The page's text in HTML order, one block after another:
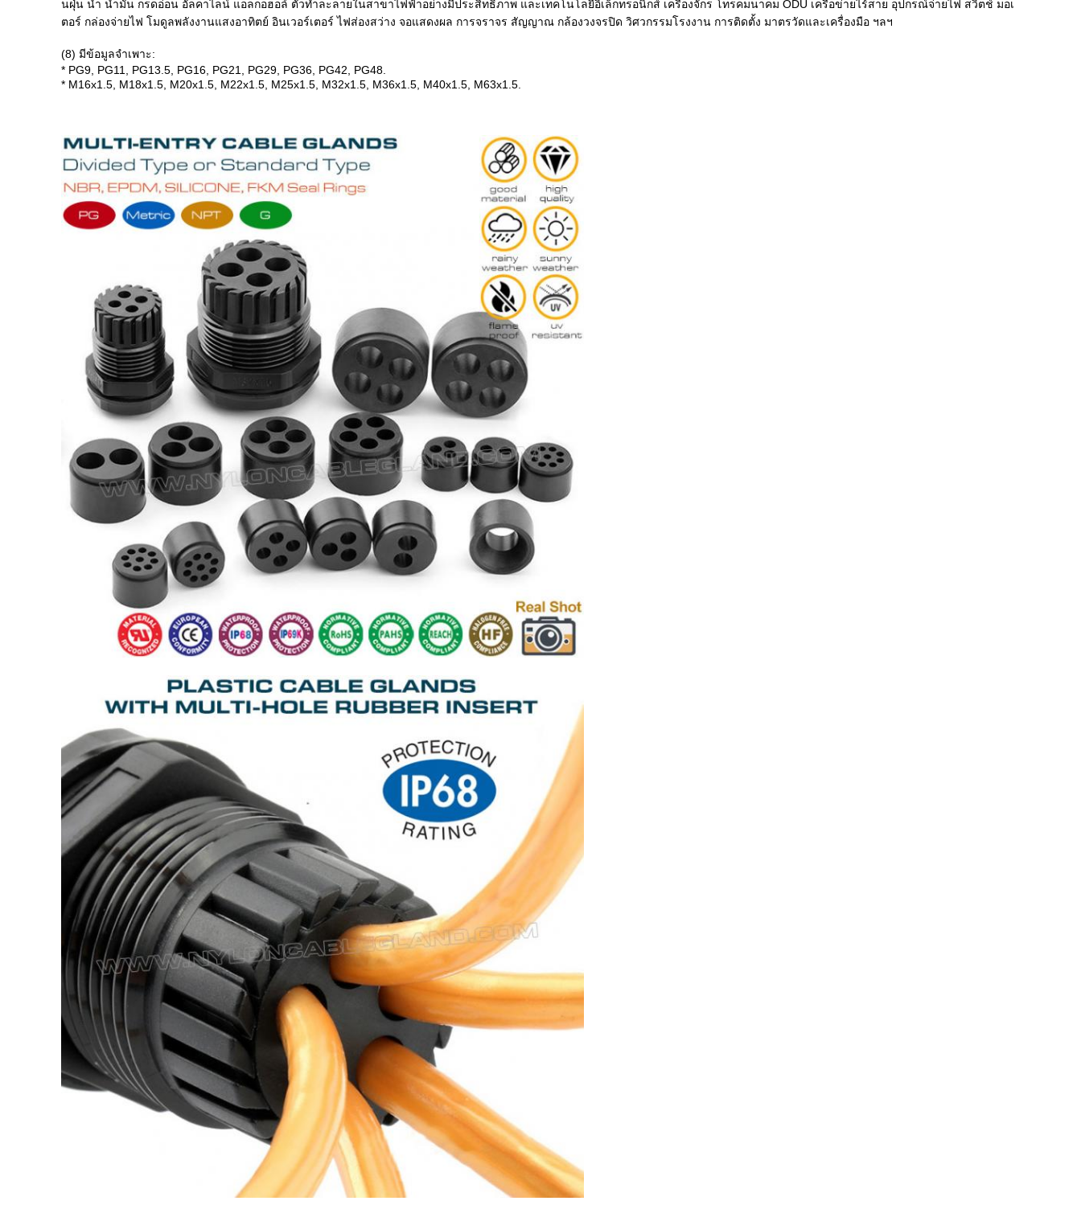
นฝุ่น น้ำ น้ำมัน กรดอ่อน อัลคาไลน์ แอลกอฮอล์ ตัวทำละลายในสาขาไฟฟ้าอย่างมีประสิทธิภาพ และเทคโนโลยีอิเล็กทรอนิกส์ เครื่องจักร โทรคมนาคม ODU เครือข่ายไร้สาย อุปกรณ์จ่ายไฟ สวิตช์ มอเ
ตอร์ กล่องจ่ายไฟ โมดูลพลังงานแสงอาทิตย์ อินเวอร์เตอร์ ไฟส่องสว่าง จอแสดงผล การจราจร สัญญาณ กล้องวงจรปิด วิศวกรรมโรงงาน การติดตั้ง มาตรวัดและเครื่องมือ ฯลฯ
(8) มีข้อมูลจำเพาะ:
* PG9, PG11, PG13.5, PG16, PG21, PG29, PG36, PG42, PG48.
* M16x1.5, M18x1.5, M20x1.5, M22x1.5, M25x1.5, M32x1.5, M36x1.5, M40x1.5, M63x1.5.